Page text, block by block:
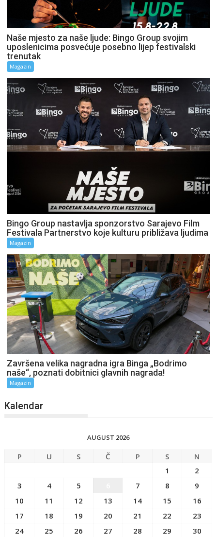
Naše mjesto za naše ljude: Bingo Group svojim
uposlenicima posvećuje posebno lijep festivalski
trenutak
Magazin
Bingo Group nastavlja sponzorstvo Sarajevo Film
Festivala Partnerstvo koje kulturu približava ljudima
Magazin
Završena velika nagradna igra Binga „Bodrimo
naše“, poznati dobitnici glavnih nagrada!
Magazin
Kalendar
AUGUST 2026
P U S Č P S
N
1
2
3
4 5 7 8
9
10
11 12 13 14 15
16
17
18 19 20 21 22
23
24
25 26 27 28 29
30